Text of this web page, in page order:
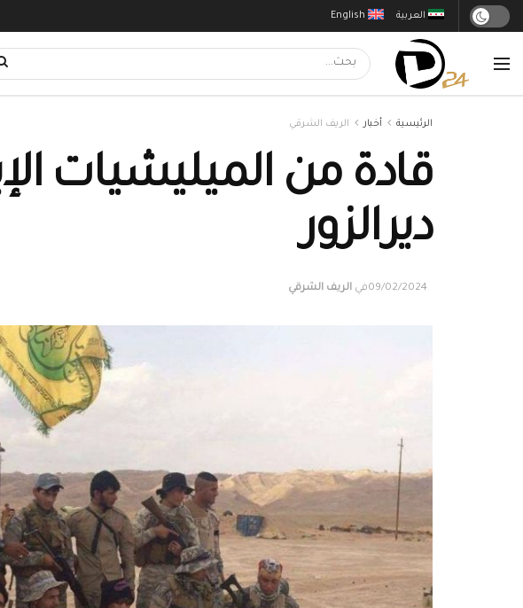
English العربية
الرئيسية أخبار الريف الشرقي
قادة من الميليشيات
ديرالزور
09/02/2024في الريف الشرقي